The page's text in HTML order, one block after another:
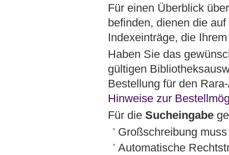
Für einen Überblick
befinden, dienen die
Indexeinträge, die
Haben Sie das
gültigen
Bestellung für den
Hinweise zur
Für die Sucheingabe
Großschreibung
Automatische